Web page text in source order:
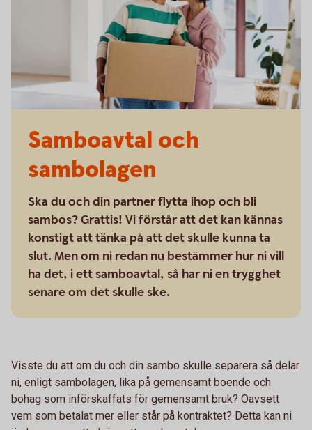
Samboavtal och
sambolagen
Ska du och din partner flytta ihop och bli
sambos? Grattis! Vi förstår att det kan kännas
konstigt att tänka på att det skulle kunna ta
slut. Men om ni redan nu bestämmer hur ni vill
ha det, i ett samboavtal, så har ni en trygghet
senare om det skulle ske.
Visste du att om du och din sambo skulle separera så delar
ni, enligt sambolagen, lika på gemensamt boende och
bohag som införskaffats för gemensamt bruk? Oavsett
vem som betalat mer eller står på kontraktet? Detta kan ni